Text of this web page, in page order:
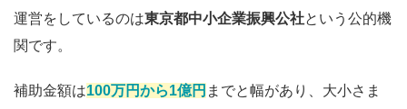
運営をしているのは東京都中小企業振興公社という公的機
関です。
補助金額は100万円から1億円 までと幅があり、大小さま